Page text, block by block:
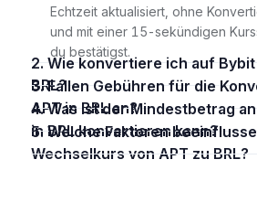
Echtzeit aktualisiert, ohne
und mit einer 15-sekündigen
du bestätigst.
2. Wie konvertiere ich auf Bybit-eu APT in
BRL?
3. Fallen Gebühren für die Konvertierung von
APT in BRL an?
4. Was ist der Mindestbetrag an APT, den ich
in BRL konvertieren kann?
5. Welche Faktoren beeinflussen den
Wechselkurs von APT zu BRL?